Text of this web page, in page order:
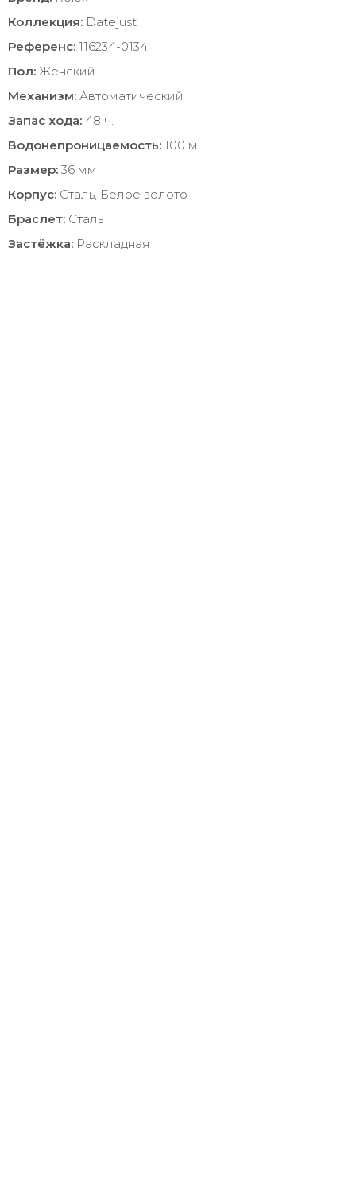
Коллекция: Datejust
Референс: 116234-0134
Пол: Женский
Механизм: Автоматический
Запас хода: 48 ч.
Водонепроницаемость: 100 м
Размер: 36 мм
Корпус: Сталь, Белое золото
Браслет: Сталь
Застёжка: Раскладная